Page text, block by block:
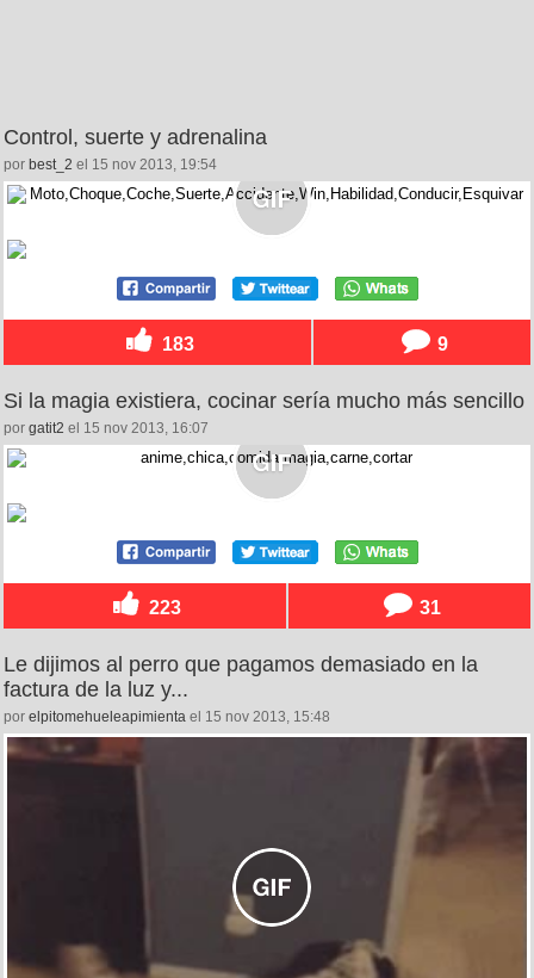
Control, suerte y adrenalina
por best_2 el 15 nov 2013, 19:54
183 9
Si la magia existiera, cocinar sería mucho más sencillo
por gatit2 el 15 nov 2013, 16:07
223 31
Le dijimos al perro que pagamos demasiado en la
factura de la luz y...
por elpitomehueleapimienta el 15 nov 2013, 15:48